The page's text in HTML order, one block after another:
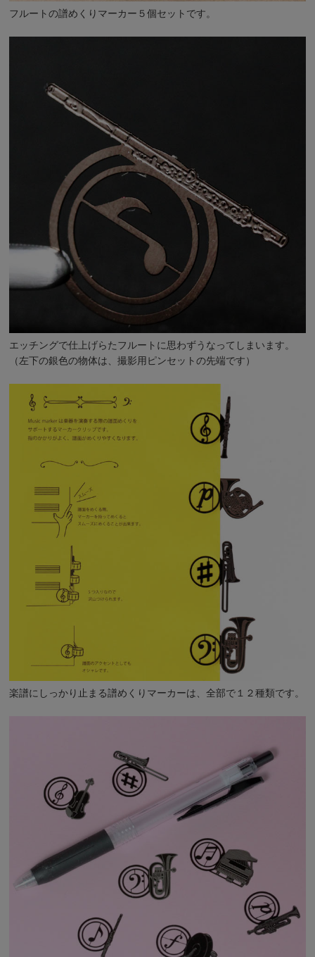
フルートの譜めくりマーカー５個セットです。
エッチングで仕上げらたフルートに思わずうなってしまいます。
（左下の銀色の物体は、撮影用ピンセットの先端です）
楽譜にしっかり止まる譜めくりマーカーは、全部で１２種類です。